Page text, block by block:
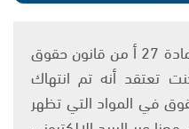
يتم الاستخدام المواد وفقًا للمادة 27 أ من قانون حقوق
2007، وإن كنت تعتقد أنه تم انتهاك
في المواد التي تظهر